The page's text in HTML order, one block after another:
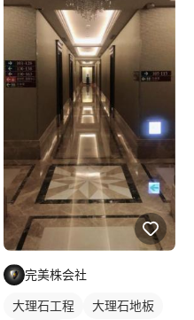
完美株会社
大理石工程
大理石地板